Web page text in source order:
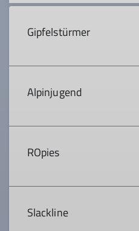
Gipfelstürmer
Organisation:
Einmal im Monat
Alpinjugend
Organisation:
Inhalt:
ROpies
Organisation:
Slackline